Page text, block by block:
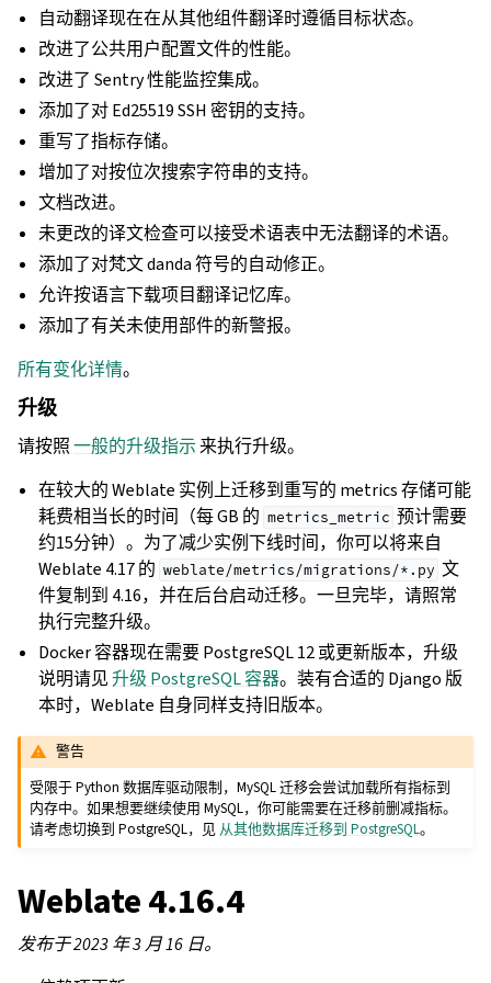
自动翻译现在在从其他组件翻译时遵循目标状态。
改进了公共用户配置文件的性能。
改进了 Sentry 性能监控集成。
添加了对 Ed25519 SSH 密钥的支持。
重写了指标存储。
增加了对按位次搜索字符串的支持。
文档改进。
未更改的译文检查可以接受术语表中无法翻译的术语。
添加了对梵文 danda 符号的自动修正。
允许按语言下载项目翻译记忆库。
添加了有关未使用部件的新警报。
所有变化详情。
升级
请按照一般的升级指示 来执行升级。
在较大的 Weblate 实例上迁移到重写的 metrics 存储可能
耗费相当长的时间（每 GB 的 metrics_metric 预计需要
约15分钟）。为了减少实例下线时间，你可以将来自
Weblate 4.17 的 weblate/metrics/migrations/*.py 文
件复制到 4.16，并在后台启动迁移。一旦完毕，请照常
执行完整升级。
Docker 容器现在需要 PostgreSQL 12 或更新版本，升级
说明请见升级 PostgreSQL 容器。装有合适的 Django 版
本时，Weblate 自身同样支持旧版本。
警告
受限于 Python 数据库驱动限制，MySQL 迁移会尝试加载所有指标到
内存中。如果想要继续使用 MySQL，你可能需要在迁移前删减指标。
请考虑切换到 PostgreSQL，见 从其他数据库迁移到 PostgreSQL。
Weblate 4.16.4
发布于 2023 年 3 月 16 日。